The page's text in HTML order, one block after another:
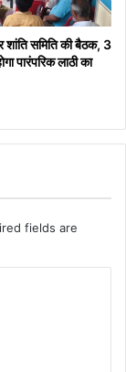
समिति की बैठक, 3
पारंपरिक लाठी का
fields are